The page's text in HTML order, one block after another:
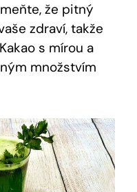
že pitný
zdraví, takže
s mírou a
množstvím